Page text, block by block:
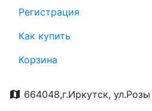
Регистрация
Как купить
Корзина
664048,г.Иркутск,